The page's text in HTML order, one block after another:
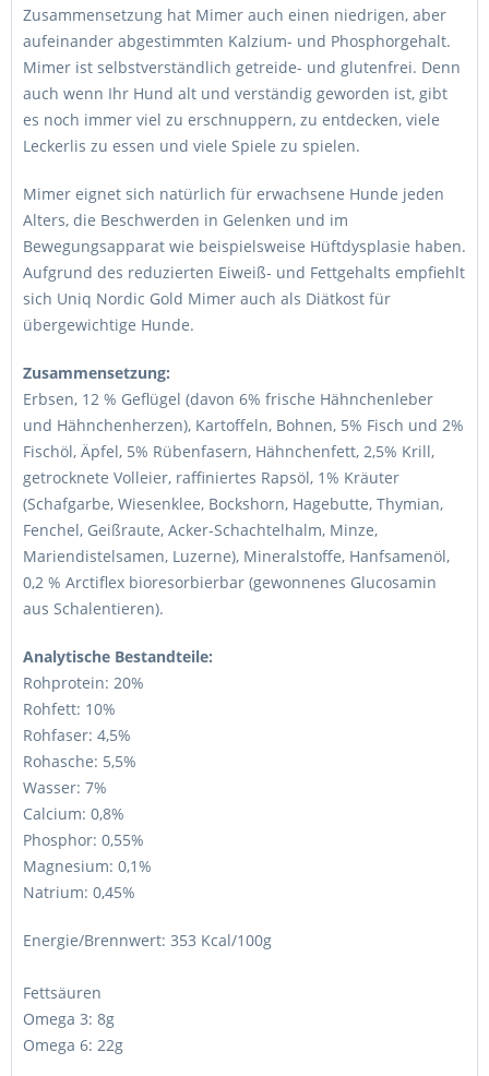
Zusammensetzung hat Mimer auch einen niedrigen, aber
aufeinander abgestimmten Kalzium- und Phosphorgehalt.
Mimer ist selbstverständlich getreide- und glutenfrei. Denn
auch wenn Ihr Hund alt und verständig geworden ist, gibt
es noch immer viel zu erschnuppern, zu entdecken, viele
Leckerlis zu essen und viele Spiele zu spielen.
Mimer eignet sich natürlich für erwachsene Hunde jeden
Alters, die Beschwerden in Gelenken und im
Bewegungsapparat wie beispielsweise Hüftdysplasie haben.
Aufgrund des reduzierten Eiweiß- und Fettgehalts empfiehlt
sich Uniq Nordic Gold Mimer auch als Diätkost für
übergewichtige Hunde.
Zusammensetzung:
Erbsen, 12 % Geflügel (davon 6% frische Hähnchenleber
und Hähnchenherzen), Kartoffeln, Bohnen, 5% Fisch und 2%
Fischöl, Äpfel, 5% Rübenfasern, Hähnchenfett, 2,5% Krill,
getrocknete Volleier, raffiniertes Rapsöl, 1% Kräuter
(Schafgarbe, Wiesenklee, Bockshorn, Hagebutte, Thymian,
Fenchel, Geißraute, Acker-Schachtelhalm, Minze,
Mariendistelsamen, Luzerne), Mineralstoffe, Hanfsamenöl,
0,2 % Arctiflex bioresorbierbar (gewonnenes Glucosamin
aus Schalentieren).
Analytische Bestandteile:
Rohprotein: 20%
Rohfett: 10%
Rohfaser: 4,5%
Rohasche: 5,5%
Wasser: 7%
Calcium: 0,8%
Phosphor: 0,55%
Magnesium: 0,1%
Natrium: 0,45%
Energie/Brennwert: 353 Kcal/100g
Fettsäuren
Omega 3: 8g
Omega 6: 22g